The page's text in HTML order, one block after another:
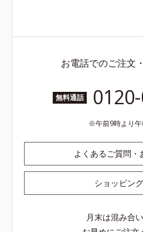
お電話でのご注文
無料通話
午前9時より
よくあるご質問・
ショッピン
月末は混み合